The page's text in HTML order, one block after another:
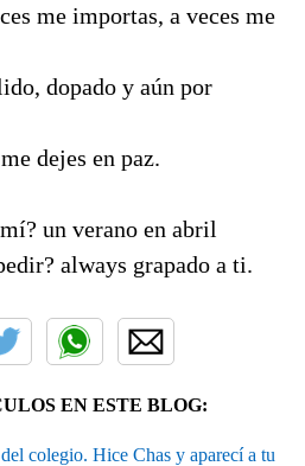
me importas, a veces me
dopado y aún por
dejes en paz.
un verano en abril
always grapado a ti.
EN ESTE BLOG:
colegio. Hice Chas y aparecí a tu